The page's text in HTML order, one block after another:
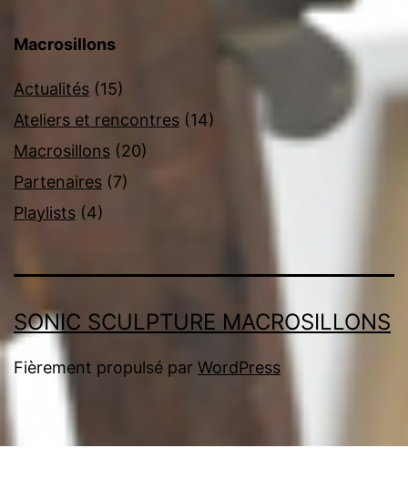
Macrosillons
Actualités (15)
Ateliers et rencontres (14)
Macrosillons (20)
Partenaires (7)
Playlists (4)
SONIC SCULPTURE MACROSILLONS
Fièrement propulsé par WordPress